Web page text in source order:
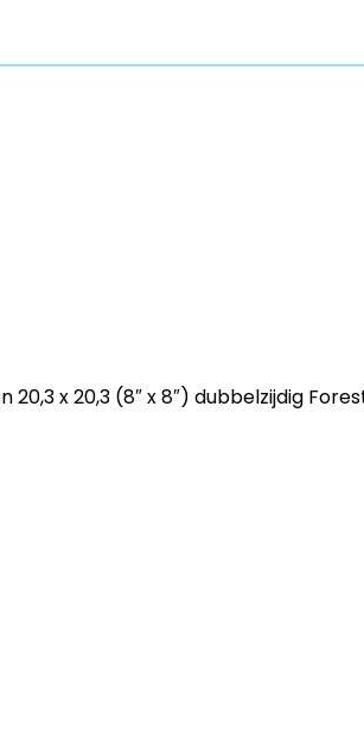
20,3 x 20,3 (8″ x 8″) dubbelzijdig